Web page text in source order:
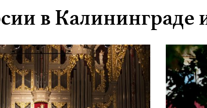
в Калининграде